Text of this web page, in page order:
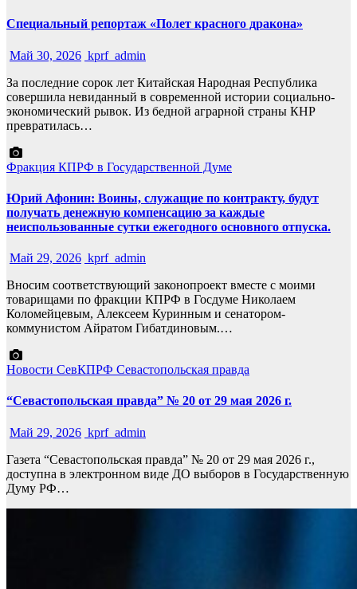
Специальный репортаж «Полет красного дракона»
Май 30, 2026 kprf_admin
За последние сорок лет Китайская Народная Республика
совершила невиданный в современной истории социально-
экономический рывок. Из бедной аграрной страны КНР
превратилась…
Фракция КПРФ в Государственной Думе
Юрий Афонин: Воины, служащие по контракту, будут
получать денежную компенсацию за каждые
неиспользованные сутки ежегодного основного отпуска.
Май 29, 2026 kprf_admin
Вносим соответствующий законопроект вместе с моими
товарищами по фракции КПРФ в Госдуме Николаем
Коломейцевым, Алексеем Куринным и сенатором-
коммунистом Айратом Гибатдиновым.…
Новости СевКПРФ Севастопольская правда
“Севастопольская правда” № 20 от 29 мая 2026 г.
Май 29, 2026 kprf_admin
Газета “Севастопольская правда” № 20 от 29 мая 2026 г.,
доступна в электронном виде ДО выборов в Государственную
Думу РФ…